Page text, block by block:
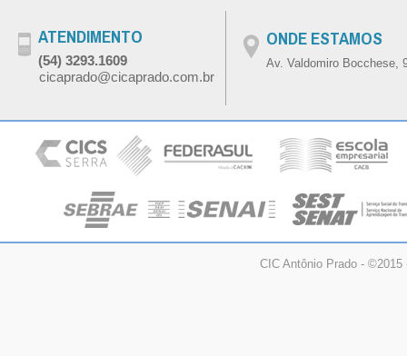
ATENDIMENTO
(54) 3293.1609
cicaprado@cicaprado.com.br
ONDE ESTAMOS
Av. Valdomiro Bocchese,
CIC Antônio Prado -